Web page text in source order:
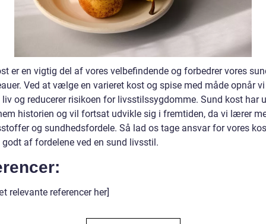
er en vigtig del af vores velbefindende og forbedrer vores
Ved at vælge en varieret kost og spise med måde opnår
liv og reducerer risikoen for livsstilssygdomme. Sund kost har
historien og vil fortsat udvikle sig i fremtiden, da vi lærer
og sundhedsfordele. Så lad os tage ansvar for vores
godt af fordelene ved en sund livsstil.
relevante referencer her]